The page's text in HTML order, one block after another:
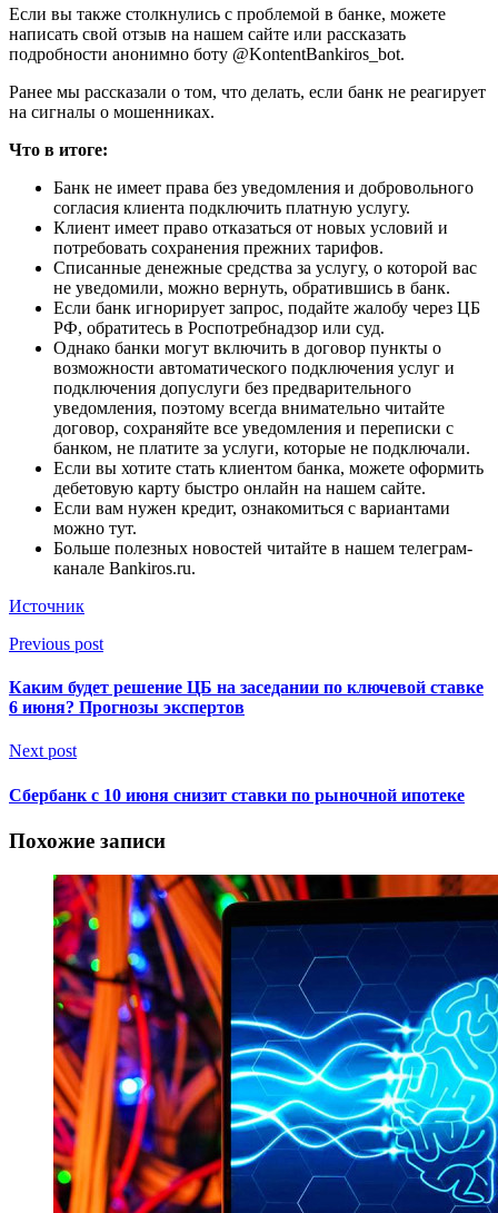
Если вы также столкнулись с проблемой в банке, можете
написать свой отзыв на нашем сайте или рассказать
подробности анонимно боту @KontentBankiros_bot.
Ранее мы рассказали о том, что делать, если банк не реагирует
на сигналы о мошенниках.
Что в итоге:
Банк не имеет права без уведомления и добровольного
согласия клиента подключить платную услугу.
Клиент имеет право отказаться от новых условий и
потребовать сохранения прежних тарифов.
Списанные денежные средства за услугу, о которой вас
не уведомили, можно вернуть, обратившись в банк.
Если банк игнорирует запрос, подайте жалобу через ЦБ
РФ, обратитесь в Роспотребнадзор или суд.
Однако банки могут включить в договор пункты о
возможности автоматического подключения услуг и
подключения допуслуги без предварительного
уведомления, поэтому всегда внимательно читайте
договор, сохраняйте все уведомления и переписки с
банком, не платите за услуги, которые не подключали.
Если вы хотите стать клиентом банка, можете оформить
дебетовую карту быстро онлайн на нашем сайте.
Если вам нужен кредит, ознакомиться с вариантами
можно тут.
Больше полезных новостей читайте в нашем телеграм-
канале Bankiros.ru.
Источник
Previous post
Каким будет решение ЦБ на заседании по ключевой ставке
6 июня? Прогнозы экспертов
Next post
Сбербанк с 10 июня снизит ставки по рыночной ипотеке
Похожие записи